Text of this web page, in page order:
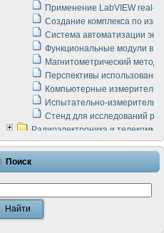
Применение LabVIEW real-
Создание комплекса по
Система автоматизации
Функциональные модули в
Магнитометрический метод
Перспективы
Компьютерные
Испытательно-
Стенд для исследований
Радиоэлектроника и
LabVIEW в расчетах
Аппаратно-программный
Виртуальный
Измерение шумовых
Измерительный
Инструменты для
Инструменты для
Поиск